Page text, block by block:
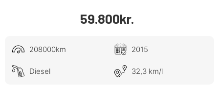
59.800kr.
208000km 2015
Diesel 32,3 km/l